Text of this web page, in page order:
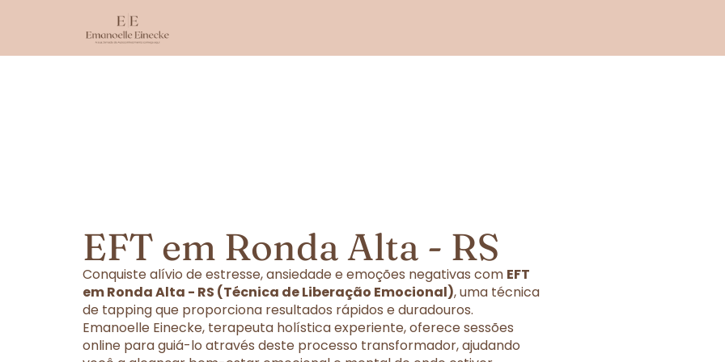
EFT em Ronda Alta - RS
Conquiste alívio de estresse, ansiedade e emoções negativas com EFT
em Ronda Alta - RS (Técnica de Liberação Emocional), uma técnica
de tapping que proporciona resultados rápidos e duradouros.
Emanoelle Einecke, terapeuta holística experiente, oferece sessões
online para guiá-lo através deste processo transformador, ajudando